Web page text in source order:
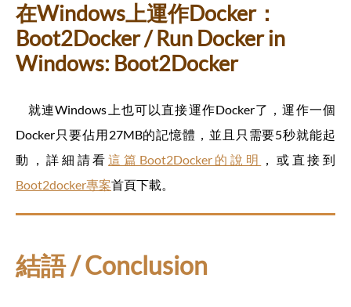
在Windows上運作Docker：
Boot2Docker / Run Docker in
Windows: Boot2Docker
就連Windows上也可以直接運作Docker了，運作一個
Docker只要佔用27MB的記憶體，並且只需要5秒就能起
動，詳細請看這篇Boot2Docker的說明 ，或直接到
Boot2docker專案首頁下載。
結語 / Conclusion